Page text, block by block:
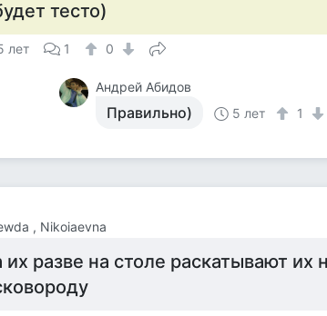
тесто)
лет 1 0
Андрей Абидов
Правильно) 5 лет 1
, Nikoiaevna
их разве на столе раскатывают их